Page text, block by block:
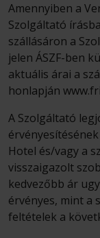
Amennyiben a
Szolgáltató
szállásáron a
jelen ÁSZF-ben
aktuális árai a
honlapján
A Szolgáltató
Hotel és/vagy a
visszaigazolt
kedvezőbb ár
érvényes, mint a
feltételek a